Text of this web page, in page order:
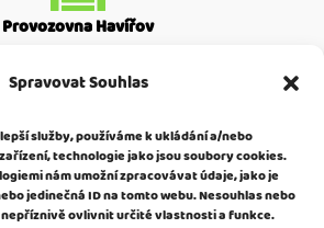
Spravovat Souhlas
služby, používáme k ukládání a/nebo
technologie jako jsou soubory cookies.
nám umožní zpracovávat údaje, jako je
jedinečná ID na tomto webu. Nesouhlas nebo
ovlivnit určité vlastnosti a funkce.
Provozovna Havířov
Moskevská 2587
736 01